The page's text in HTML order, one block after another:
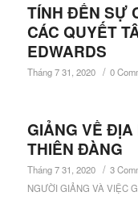
TÍNH ĐẾN SỰ
CÁC QUYẾT
EDWARDS
Tháng 7 31, 2020 / 0
GIẢNG VỀ
THIÊN ĐÀNG
Tháng 7 31, 2020 / 3
NGƯỜI GIẢNG VÀ VIỆC